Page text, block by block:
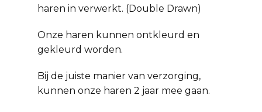
haren in verwerkt. (Double Drawn)
Onze haren kunnen ontkleurd en
gekleurd worden.
Bij de juiste manier van verzorging,
kunnen onze haren 2 jaar mee gaan.